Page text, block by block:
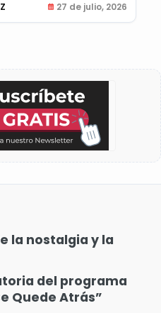
27 de julio, 2026
la nostalgia y la
del programa
Quede Atrás”